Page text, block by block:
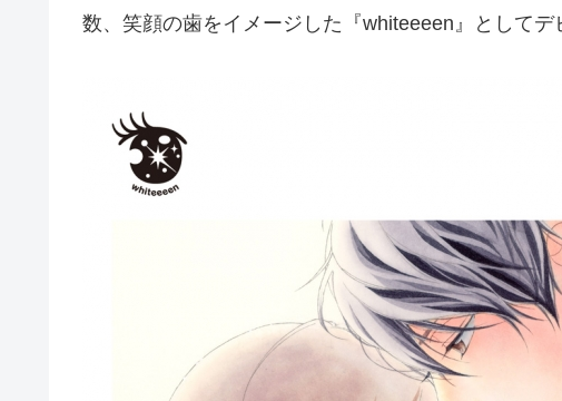
数、笑顔の歯をイメージした『whiteeeen』としてデ